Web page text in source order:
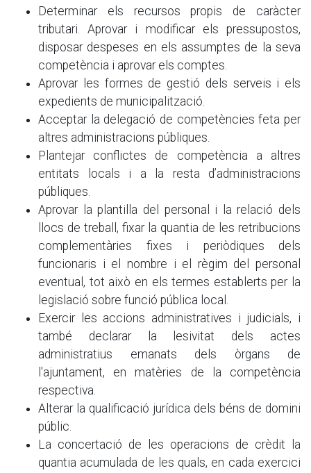
Determinar els recursos propis de caràcter
tributari. Aprovar i modificar els pressupostos,
disposar despeses en els assumptes de la seva
competència i aprovar els comptes.
Aprovar les formes de gestió dels serveis i els
expedients de municipalització.
Acceptar la delegació de competències feta per
altres administracions públiques.
Plantejar conflictes de competència a altres
entitats locals i a la resta d’administracions
públiques.
Aprovar la plantilla del personal i la relació dels
llocs de treball, fixar la quantia de les retribucions
complementàries fixes i periòdiques dels
funcionaris i el nombre i el règim del personal
eventual, tot això en els termes establerts per la
legislació sobre funció pública local.
Exercir les accions administratives i judicials, i
també declarar la lesivitat dels actes
administratius emanats dels òrgans de
l'ajuntament, en matèries de la competència
respectiva.
Alterar la qualificació jurídica dels béns de domini
públic.
La concertació de les operacions de crèdit la
quantia acumulada de les quals, en cada exercici